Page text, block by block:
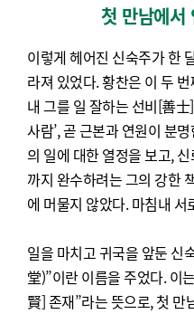
첫 만남에서
이렇게 헤어진 신숙주가 한
라져 있었다. 황찬은 이 두
내 그를 일 잘하는 선비[善士
사람’, 곧 근본과 연원이 분
의 일에 대한 열정을 보고,
까지 완수하려는 그의 강한
에 머물지 않았다. 마침내
일을 마치고 귀국을 앞둔 신
堂)”이란 이름을 주었다. 이
賢] 존재”라는 뜻으로, 첫 만